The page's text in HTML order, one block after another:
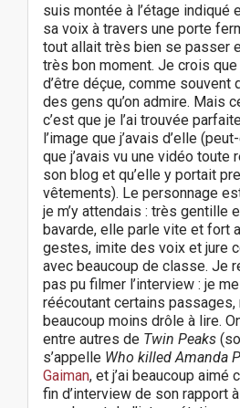
suis montée à l’étage indiqué
sa voix à travers une porte
tout allait très bien se passer
très bon moment. Je crois que
d’être déçue, comme souvent
des gens qu’on admire. Mais
c’est que je l’ai trouvée
l’image que j’avais d’elle
que j’avais vu une vidéo toute
son blog et qu’elle y portait
vêtements). Le personnage
je m’y attendais : très gentille
bavarde, elle parle vite et fort
gestes, imite des voix et jure
avec beaucoup de classe. Je
pas pu filmer l’interview : je
réécoutant certains passages,
beaucoup moins drôle à lire.
entre autres de Twin Peaks
s’appelle Who killed Amanda
Gaiman, et j’ai beaucoup aimé
fin d’interview de son rapport